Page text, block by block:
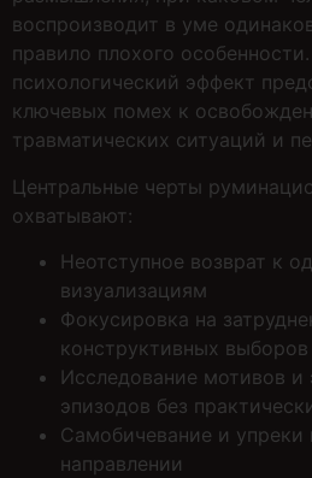
воспроизводит в уме
правило плохого
психологический эффект
ключевых помех к
травматических ситуаций и
Центральные черты
охватывают:
Неотступное возврат к
визуализациям
Фокусировка на
конструктивных выборов
Исследование мотивов и
эпизодов без
Самобичевание и упреки
направлении